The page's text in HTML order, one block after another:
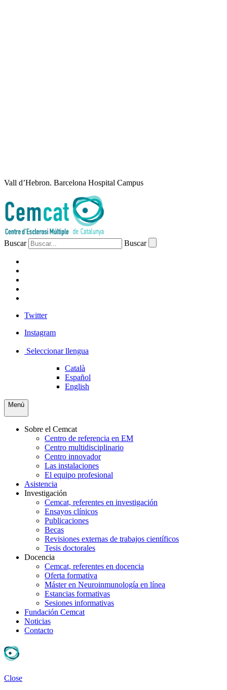
Vall d’Hebron. Barcelona Hospital Campus
Buscar Buscar
Twitter
Instagram
Seleccionar llengua
Català
Español
English
Menú
Sobre el Cemcat
Centro de referencia en EM
Centro multidisciplinario
Centro innovador
Las instalaciones
El equipo profesional
Asistencia
Investigación
Cemcat, referentes en investigación
Ensayos clínicos
Publicaciones
Becas
Revisiones externas de trabajos científicos
Tesis doctorales
Docencia
Cemcat, referentes en docencia
Oferta formativa
Máster en Neuroinmunología en línea
Estancias formativas
Sesiones informativas
Fundación Cemcat
Noticias
Contacto
Close